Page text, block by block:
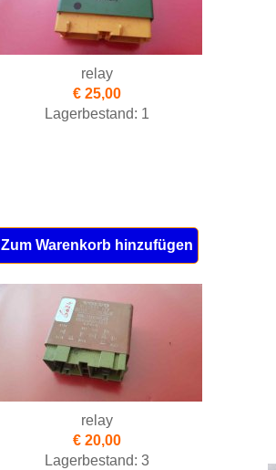
relay
€ 25,00
Lagerbestand: 1
Zum Warenkorb hinzufügen
relay
€ 20,00
Lagerbestand: 3